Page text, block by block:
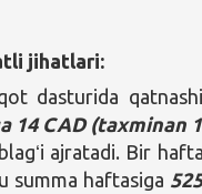
jihatlari:
dasturida
14 CAD (taxminan
ajratadi. Bir
summa haftasiga